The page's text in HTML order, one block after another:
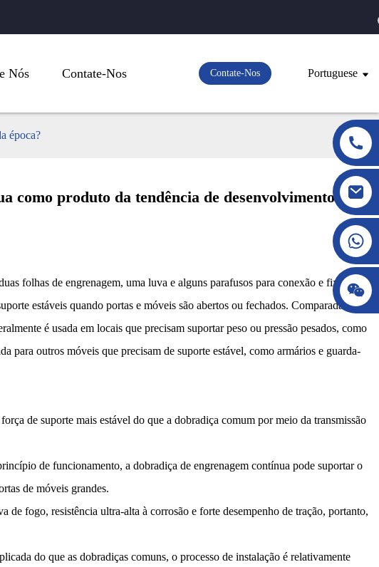
Nós Contate-Nos Contate-Nos Portuguese
época?
como produto da tendência de desenvolvimento da
folhas de engrenagem, uma luva e alguns parafusos para conexão e fixação.
estáveis ​​quando portas e móveis são abertos ou fechados. Comparada com
é usada em locais que precisam suportar peso ou pressão pesados, como
para outros móveis que precisam de suporte estável, como armários e guarda-
de suporte mais estável do que a dobradiça comum por meio da transmissão
de funcionamento, a dobradiça de engrenagem contínua pode suportar o
de móveis grandes.
fogo, resistência ultra-alta à corrosão e forte desempenho de tração, portanto,
do que as dobradiças comuns, o processo de instalação é relativamente